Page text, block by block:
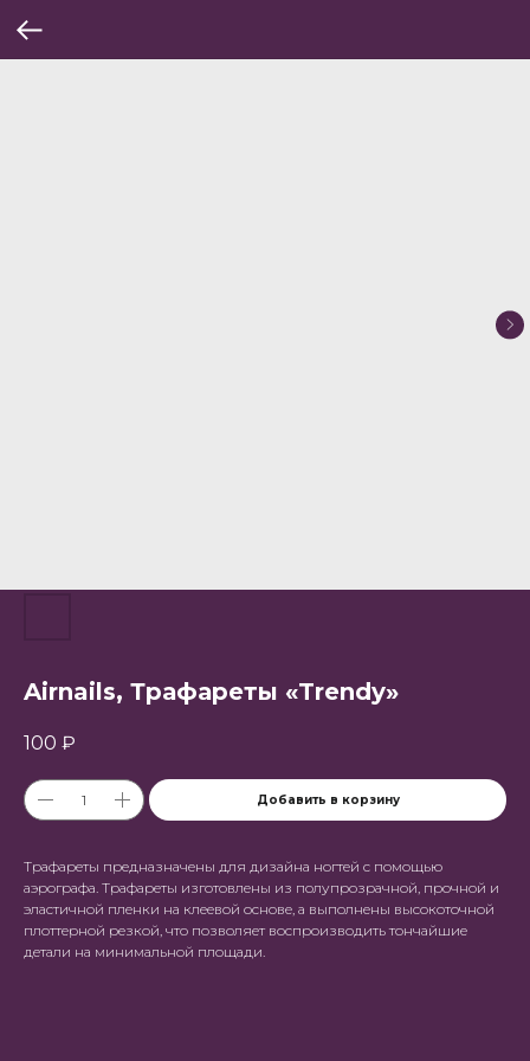
Airnails, Трафареты «Trendy»
100 ₽
Добавить в корзину
Трафареты предназначены для дизайна ногтей с помощью
аэрографа. Трафареты изготовлены из полупрозрачной, прочной и
эластичной пленки на клеевой основе, а выполнены высокоточной
плоттерной резкой, что позволяет воспроизводить тончайшие
детали на минимальной площади.